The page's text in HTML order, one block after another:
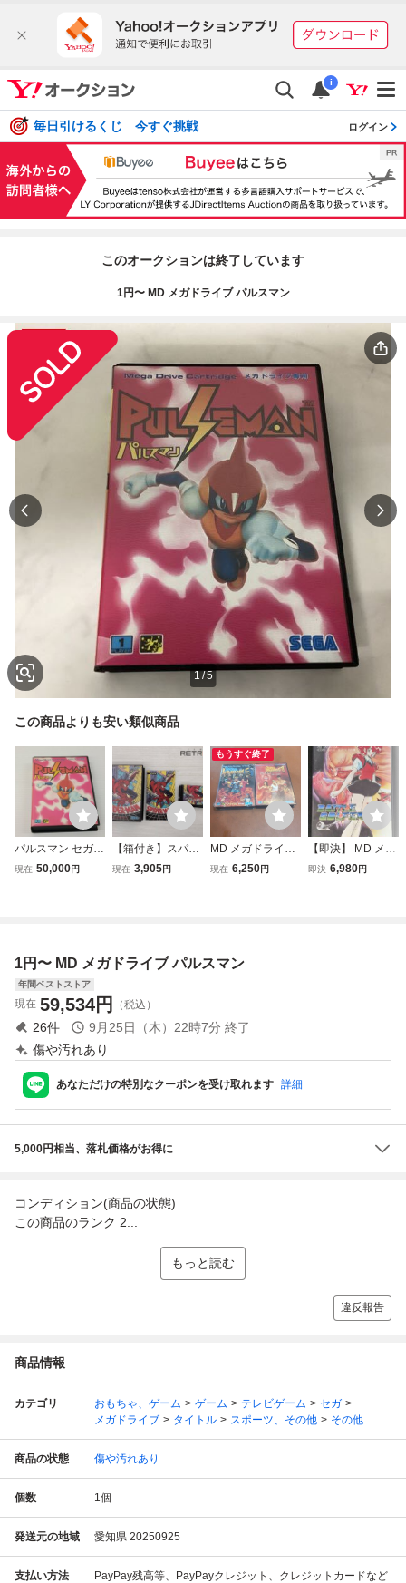
i
毎日引けるくじ 今すぐ挑戦 ログイン
このオークションは終了しています
1円〜 MD メガドライブ パルスマン
1/5
この商品よりも安い類似商品
パルスマン セガ
メガドライブ ゲー
現在 50,000円
【箱付き】スパイ
ダーマン メガドラ
現在 3,905円
もうすぐ終了
MD メガドライブ
ベアナックル 怒り
現在 6,250円
【即決】 MD メガ
ドライブ バトルゴ
即決 6,980円
1円〜 MD メガドライブ パルスマン
年間ベストストア
現在 59,534円 （税込）
26件 9月25日（木）22時7分 終了
傷や汚れあり
あなただけの特別なクーポンを受け取れます 詳細
5,000円相当、落札価格がお得に
コンディション(商品の状態)
この商品のランク 2...
もっと読む
違反報告
商品情報
カテゴリ おもちゃ、ゲーム ゲーム テレビゲーム
セガ
メガドライブ
タイトル スポーツ、その他 その他
商品の状態 傷や汚れあり
個数 1個
発送元の地域 愛知県 20250925
支払い方法 PayPay残高等、PayPayクレジット、クレジットカードなど